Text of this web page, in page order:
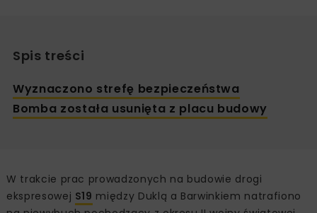
Spis treści
Wyznaczono strefę bezpieczeństwa
Bomba została usunięta z placu budowy
W trakcie prac prowadzonych na budowie drogi
ekspresowej S19 między Duklą a Barwinkiem natrafiono